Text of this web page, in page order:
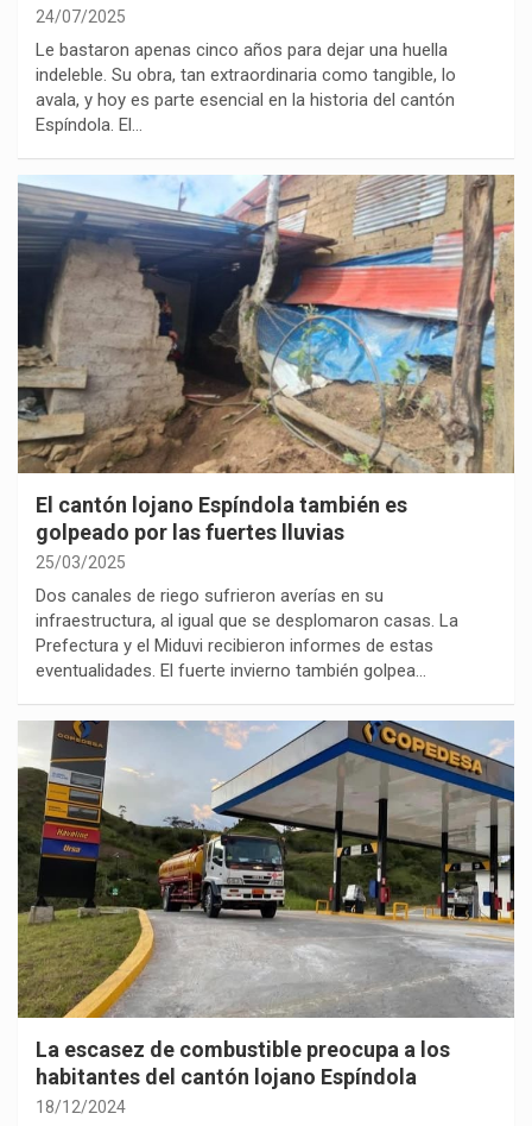
24/07/2025
Le bastaron apenas cinco años para dejar una huella
indeleble. Su obra, tan extraordinaria como tangible, lo
avala, y hoy es parte esencial en la historia del cantón
Espíndola. El…
El cantón lojano Espíndola también es
golpeado por las fuertes lluvias
25/03/2025
Dos canales de riego sufrieron averías en su
infraestructura, al igual que se desplomaron casas. La
Prefectura y el Miduvi recibieron informes de estas
eventualidades. El fuerte invierno también golpea…
La escasez de combustible preocupa a los
habitantes del cantón lojano Espíndola
18/12/2024